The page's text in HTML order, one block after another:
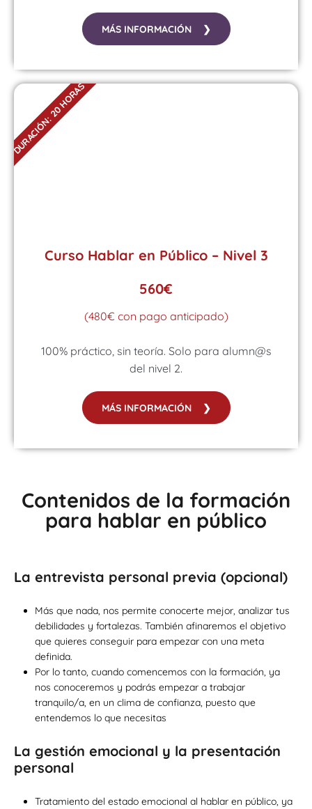
MÁS INFORMACIÓN ❯
Curso Hablar en Público – Nivel 3
560€
(480€ con pago anticipado)
100% práctico, sin teoría. Solo para alumn@s
del nivel 2.
MÁS INFORMACIÓN ❯
DURACIÓN: 20 HORAS
Contenidos de la formación
para hablar en público
La entrevista personal previa (opcional)
Más que nada, nos permite conocerte mejor, analizar tus
debilidades y fortalezas. También afinaremos el objetivo
que quieres conseguir para empezar con una meta
definida.
Por lo tanto, cuando comencemos con la formación, ya
nos conoceremos y podrás empezar a trabajar
tranquilo/a, en un clima de confianza, puesto que
entendemos lo que necesitas
La gestión emocional y la presentación
personal
Tratamiento del estado emocional al hablar en público, ya